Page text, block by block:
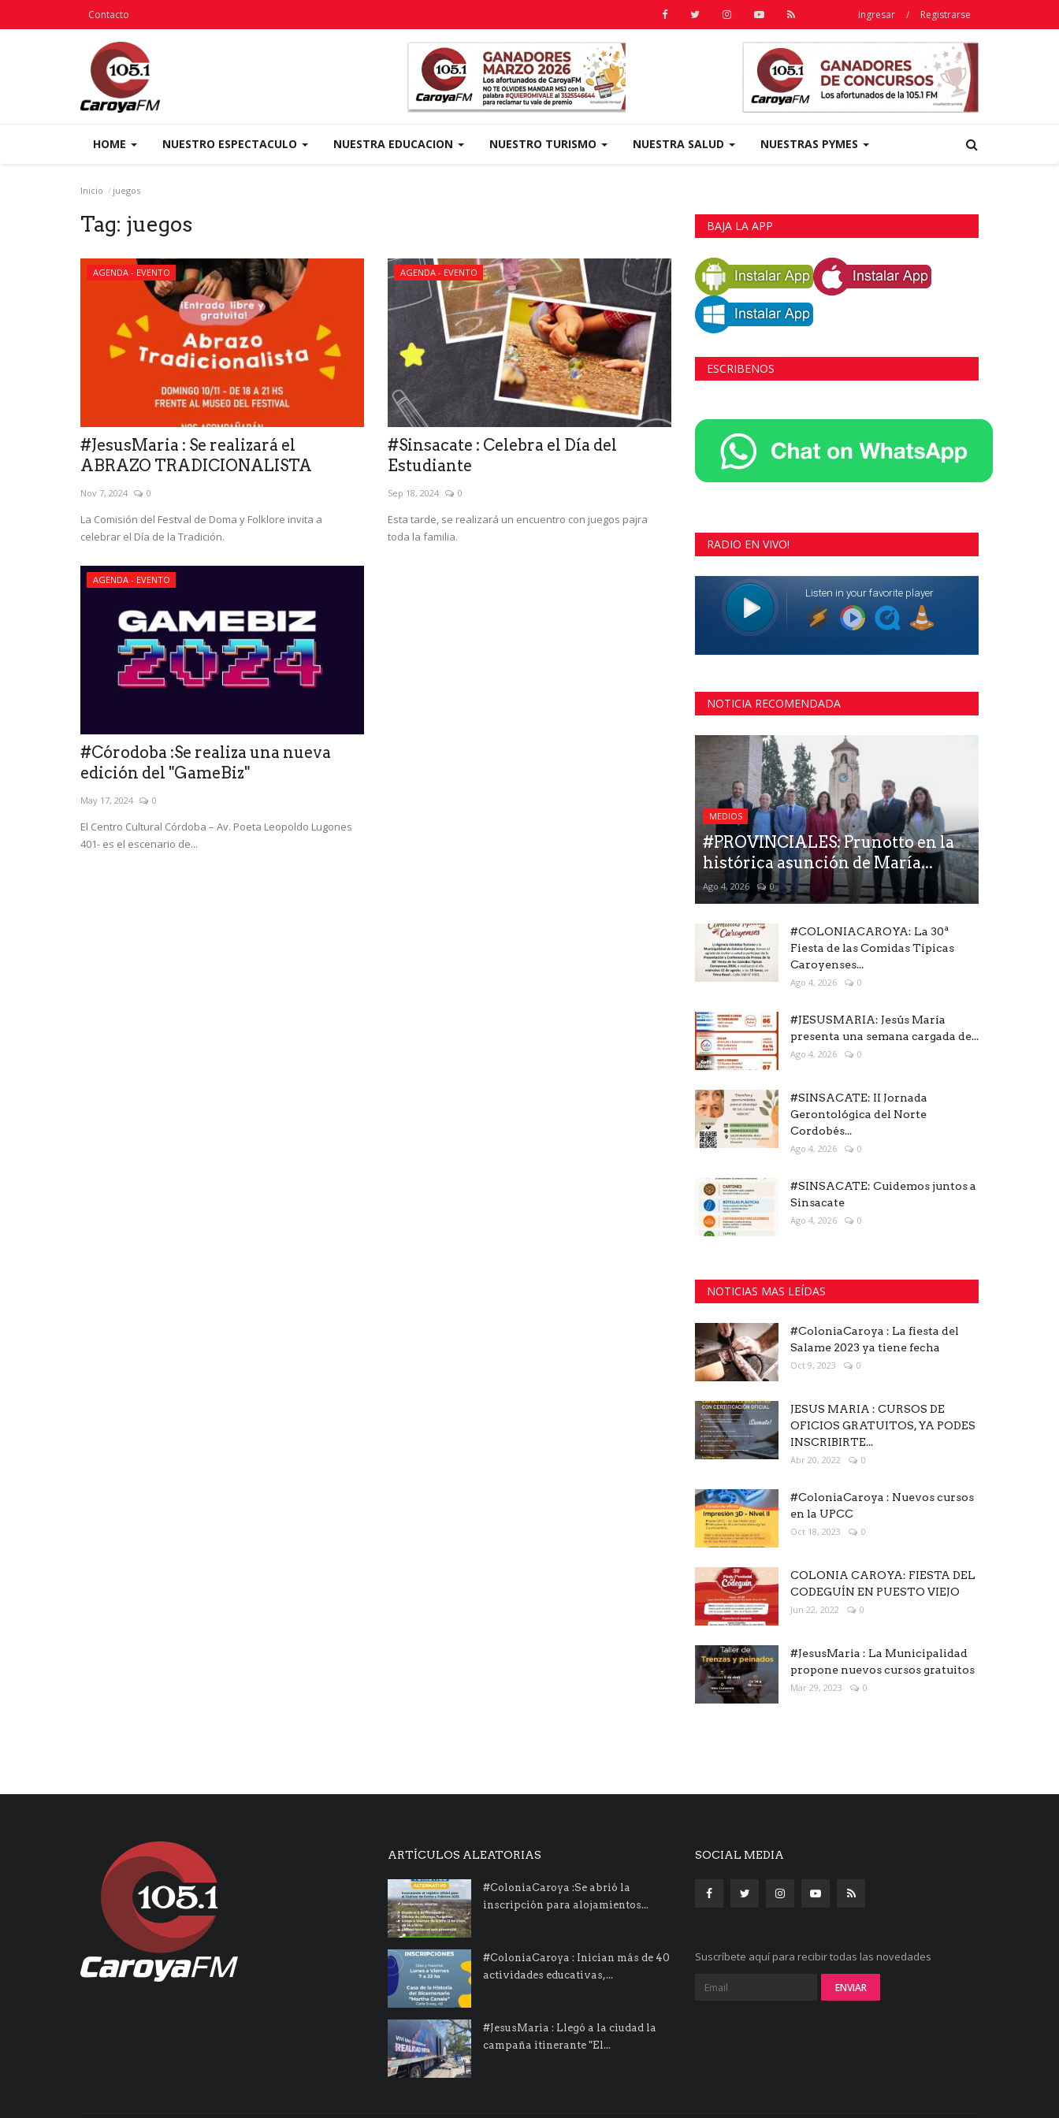
Contacto Ingresar / Registrarse
HOME NUESTRO ESPECTACULO NUESTRA EDUCACION NUESTRO TURISMO NUESTRA SALUD NUESTRAS PYMES
Inicio juegos
Tag: juegos
AGENDA - EVENTO
#JesusMaria : Se realizará el
ABRAZO TRADICIONALISTA
Nov 7, 2024 0
La Comisión del Festval de Doma y Folklore invita a
celebrar el Día de la Tradición.
AGENDA - EVENTO
#Sinsacate : Celebra el Día del
Estudiante
Sep 18, 2024 0
Esta tarde, se realizará un encuentro con juegos pajra
toda la familia.
AGENDA - EVENTO
#Córodoba :Se realiza una nueva
edición del "GameBiz"
May 17, 2024 0
El Centro Cultural Córdoba – Av. Poeta Leopoldo Lugones
401- es el escenario de...
BAJA LA APP
ESCRIBENOS
RADIO EN VIVO!
NOTICIA RECOMENDADA
MEDIOS
#PROVINCIALES: Prunotto en la
histórica asunción de María...
Ago 4, 2026 0
#COLONIACAROYA: La 30ª
Fiesta de las Comidas Típicas
Caroyenses...
Ago 4, 2026 0
#JESUSMARIA: Jesús María
presenta una semana cargada de...
Ago 4, 2026 0
#SINSACATE: II Jornada
Gerontológica del Norte
Cordobés...
Ago 4, 2026 0
#SINSACATE: Cuidemos juntos a
Sinsacate
Ago 4, 2026 0
NOTICIAS MAS LEÍDAS
#ColoniaCaroya : La fiesta del
Salame 2023 ya tiene fecha
Oct 9, 2023 0
JESUS MARIA : CURSOS DE
OFICIOS GRATUITOS, YA PODES
INSCRIBIRTE...
Abr 20, 2022 0
#ColoniaCaroya : Nuevos cursos
en la UPCC
Oct 18, 2023 0
COLONIA CAROYA: FIESTA DEL
CODEGUÍN EN PUESTO VIEJO
Jun 22, 2022 0
#JesusMaria : La Municipalidad
propone nuevos cursos gratuitos
Mar 29, 2023 0
ARTÍCULOS ALEATORIAS
#ColoniaCaroya :Se abrió la
inscripción para alojamientos...
#ColoniaCaroya : Inician más de 40
actividades educativas,...
#JesusMaria : Llegó a la ciudad la
campaña itinerante "El...
SOCIAL MEDIA
Suscríbete aquí para recibir todas las novedades